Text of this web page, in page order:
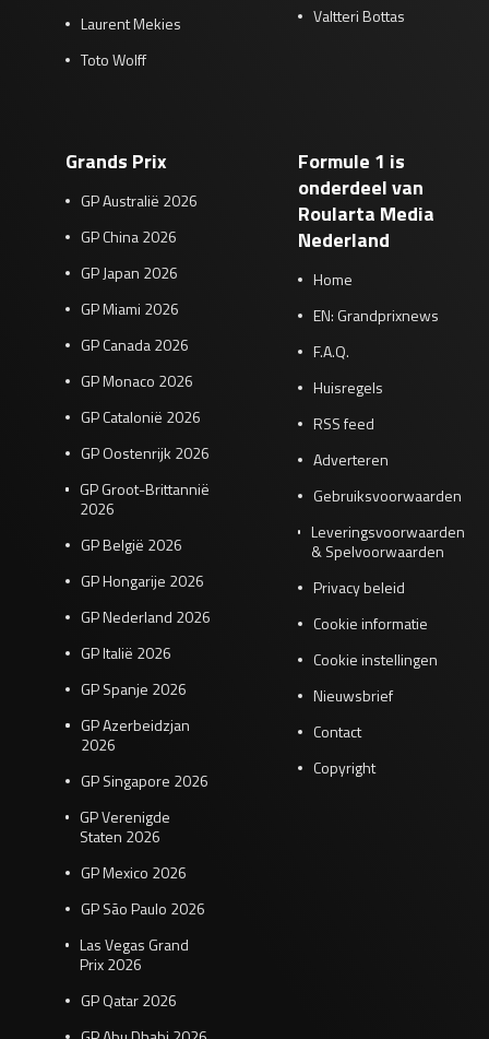
Laurent Mekies
Toto Wolff
Valtteri Bottas
Grands Prix
GP Australië 2026
GP China 2026
GP Japan 2026
GP Miami 2026
GP Canada 2026
GP Monaco 2026
GP Catalonië 2026
GP Oostenrijk 2026
GP Groot-Brittannië
2026
GP België 2026
GP Hongarije 2026
GP Nederland 2026
GP Italië 2026
GP Spanje 2026
GP Azerbeidzjan
2026
GP Singapore 2026
GP Verenigde
Staten 2026
GP Mexico 2026
GP São Paulo 2026
Las Vegas Grand
Prix 2026
GP Qatar 2026
Formule 1 is
onderdeel van
Roularta Media
Nederland
Home
EN: Grandprixnews
F.A.Q.
Huisregels
RSS feed
Adverteren
Gebruiksvoorwaarden
Leveringsvoorwaarden
& Spelvoorwaarden
Privacy beleid
Cookie informatie
Cookie instellingen
Nieuwsbrief
Contact
Copyright